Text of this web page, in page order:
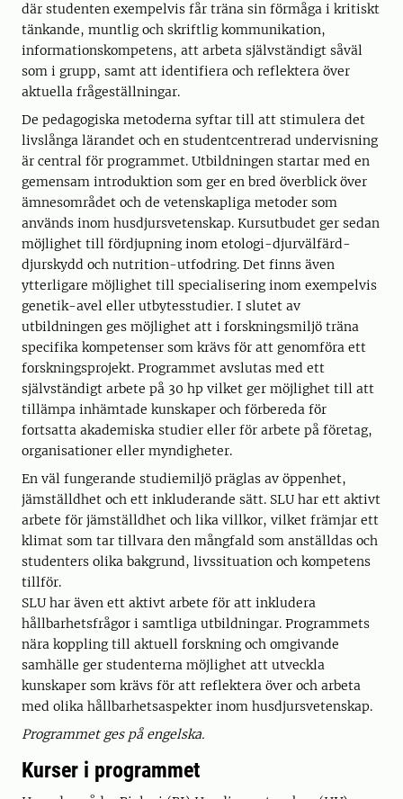
där studenten exempelvis får träna sin förmåga i kritiskt
tänkande, muntlig och skriftlig kommunikation,
informationskompetens, att arbeta självständigt såväl
som i grupp, samt att identifiera och reflektera över
aktuella frågeställningar.
De pedagogiska metoderna syftar till att stimulera det
livslånga lärandet och en studentcentrerad undervisning
är central för programmet. Utbildningen startar med en
gemensam introduktion som ger en bred överblick över
ämnesområdet och de vetenskapliga metoder som
används inom husdjursveten­skap. Kursutbudet ger sedan
möjlighet till fördjupning inom etologi-djurvälfärd-
djurskydd och nutrition-utfodring. Det finns även
ytterligare möjlighet till specialisering inom exempelvis
genetik-avel eller utbytesstudier. I slutet av
utbildningen ges möjlighet att i forsknings­miljö träna
specifika kompetenser som krävs för att genomföra ett
forskningsprojekt. Programmet avslutas med ett
självständigt arbete på 30 hp vilket ger möjlighet till att
tillämpa inhämtade kunskaper och förbereda för
fortsatta akademiska studier eller för arbete på företag,
organisationer eller myndigheter.
En väl fungerande studiemiljö präglas av öppenhet,
jämställdhet och ett inkluderande sätt. SLU har ett aktivt
arbete för jämställdhet och lika villkor, vilket främjar ett
klimat som tar tillvara den mångfald som anställdas och
studenters olika bakgrund, livssituation och kompetens
tillför.
SLU har även ett aktivt arbete för att inkludera
hållbarhetsfrågor i samtliga utbildningar. Programmets
nära koppling till aktuell forskning och omgivande
samhälle ger studenterna möjlighet att utveckla
kunskaper som krävs för att reflektera över och arbeta
med olika hållbarhetsaspekter inom husdjursvetenskap.
Programmet ges på engelska.
Kurser i programmet